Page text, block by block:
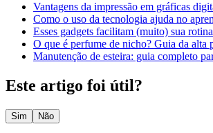
Vantagens da impressão em gráficas
Como o uso da tecnologia ajuda no
Esses gadgets facilitam (muito) sua
O que é perfume de nicho? Guia da alta
Manutenção de esteira: guia completo
Este artigo foi útil?
Sim Não